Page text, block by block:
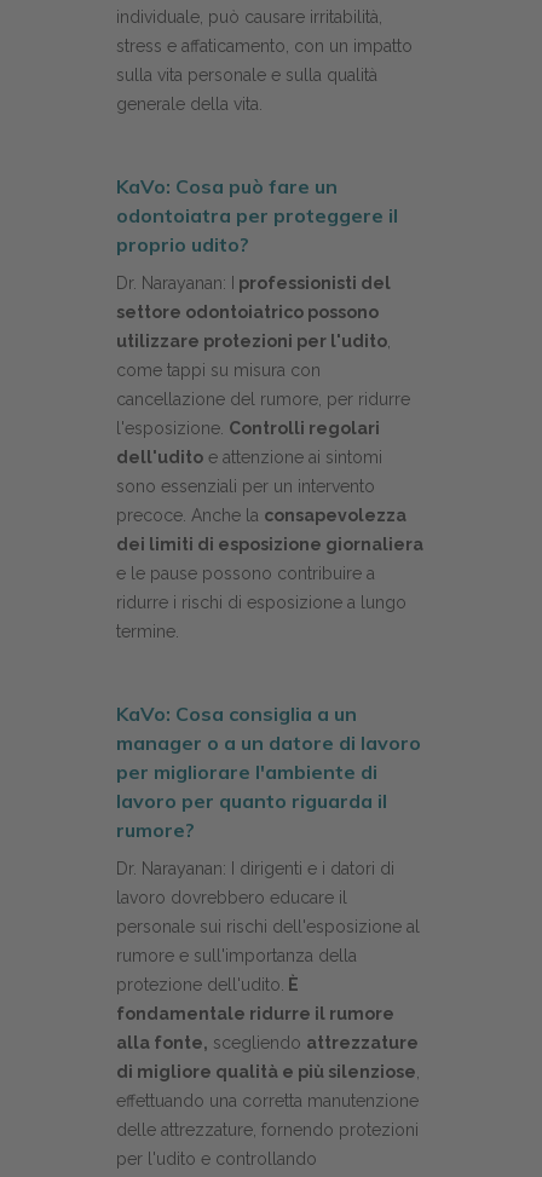
individuale, può causare irritabilità,
stress e affaticamento, con un impatto
sulla vita personale e sulla qualità
generale della vita.
KaVo: Cosa può fare un
odontoiatra per proteggere il
proprio udito?
Dr. Narayanan: I
professionisti del
settore odontoiatrico possono
utilizzare protezioni per l'udito,
come tappi su misura con
cancellazione del rumore, per ridurre
l'esposizione. Controlli regolari
dell'uditoe attenzione ai sintomi
sono essenziali per un intervento
precoce. Anche la consapevolezza
dei limiti di esposizione giornaliera
e le pause possono contribuire a
ridurre i rischi di esposizione a lungo
termine.
KaVo: Cosa consiglia a un
manager o a un datore di lavoro
per migliorare l'ambiente di
lavoro per quanto riguarda il
rumore?
Dr. Narayanan: I dirigenti e i datori di
lavoro dovrebbero educare il
personale sui rischi dell'esposizione al
rumore e sull'importanza della
protezione dell'udito. È
fondamentale ridurre il rumore
alla fonte, scegliendo attrezzature
di migliore qualità e più silenziose,
effettuando una corretta manutenzione
delle attrezzature, fornendo protezioni
per l'udito e controllando